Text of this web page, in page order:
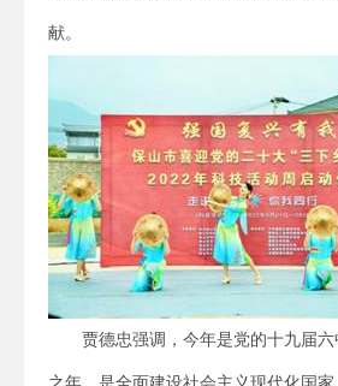
献。
贾德忠强调，今年是党的十九届